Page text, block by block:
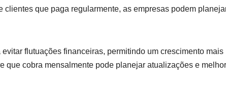
que paga regularmente, as empresas podem
flutuações financeiras, permitindo um crescimento mais
que cobra mensalmente pode planejar atualizações e